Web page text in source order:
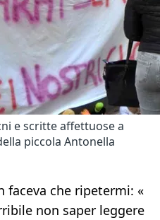
e scritte affettuose a
piccola Antonella
faceva che ripetermi: «
non saper leggere